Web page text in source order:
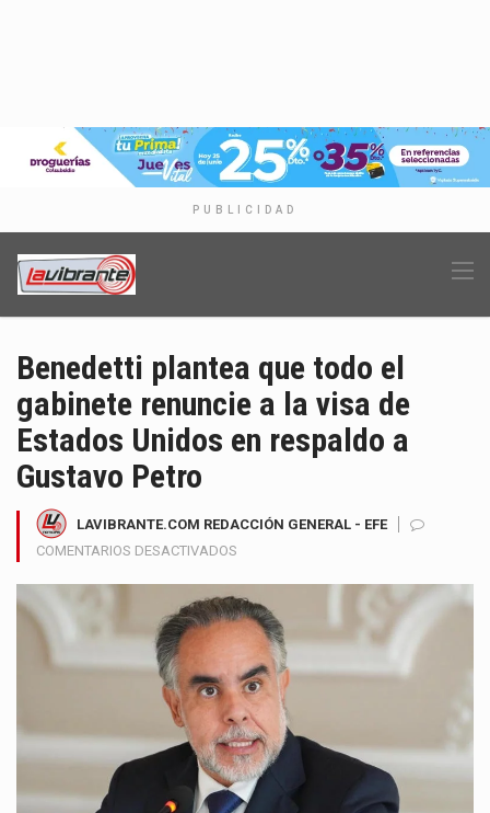
PUBLICIDAD
Benedetti plantea que todo el
gabinete renuncie a la visa de
Estados Unidos en respaldo a
Gustavo Petro
LAVIBRANTE.COM REDACCIÓN GENERAL - EFE
COMENTARIOS DESACTIVADOS
PLANTEA
QUE
TODO
EL
GABINETE
RENUNCIE
A
LA
VISA
DE